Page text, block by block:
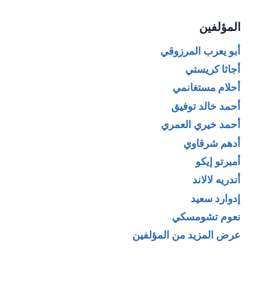
المؤلفين
أبو يعرب المرزوقي
أجاثا كريستي
أحلام مستغانمي
أحمد خالد توفيق
أحمد خيري العمري
أدهم شرقاوي
أمبرتو إيكو
أندريه لالاند
إدوارد سعيد
نعوم تشومسكي
عرض المزيد من المؤلفين